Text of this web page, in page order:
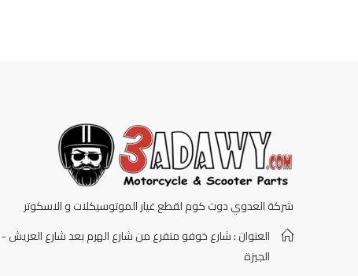
شركة العدوي دوت كوم لقطع غيار الموتوسيكلات و الاسكوتر
العنوان : شارع خوفو متفرع من شارع الهرم بعد شارع العريش -
الجيزة